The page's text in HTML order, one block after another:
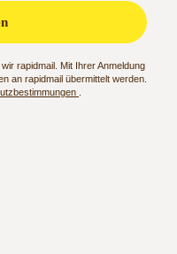
rapidmail. Mit Ihrer Anmeldung
an rapidmail übermittelt werden.